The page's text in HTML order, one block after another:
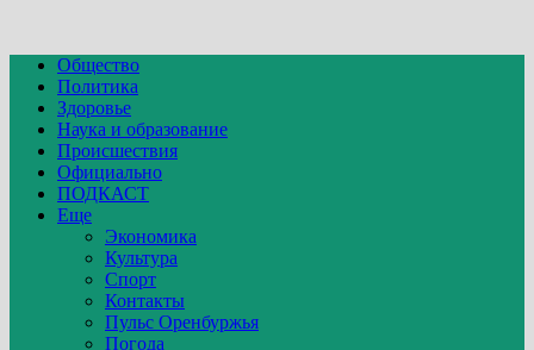
Общество
Политика
Здоровье
Наука и образование
Происшествия
Официально
ПОДКАСТ
Еще
Экономика
Культура
Спорт
Контакты
Пульс Оренбуржья
Погода